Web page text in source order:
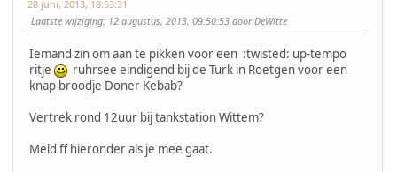
28 juni, 2013, 18:53:31
Laatste wijziging: 12 augustus, 2013, 09:50:53 door DeWitte
Iemand zin om aan te pikken voor een :twisted: up-tempo
ritje
ruhrsee eindigend bij de Turk in Roetgen voor een
knap broodje Doner Kebab?
Vertrek rond 12uur bij tankstation Wittem?
Meld ff hieronder als je mee gaat.